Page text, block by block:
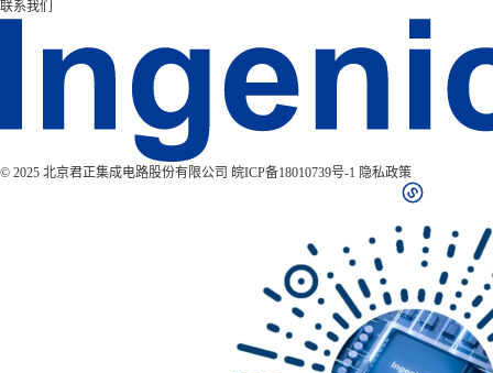
联系我们
© 2025 北京君正集成电路股份有限公司 皖ICP备18010739号-1 隐私政策